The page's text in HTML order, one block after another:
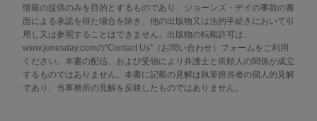
情報の提供のみを目的とするものであり、ジョーンズ・デイの事前の書
面による承諾を得た場合を除き、他の出版物又は法的手続きにおいて引
用し又は参照することはできません。出版物の転載許可は、
www.jonesday.comの“Contact Us”（お問い合わせ）フォームをご利用
ください。本書の配信、および受領により弁護士と依頼人の関係が成立
するものではありません。本書に記載の見解は執筆担当者の個人的見解
であり、当事務所の見解を反映したものではありません。